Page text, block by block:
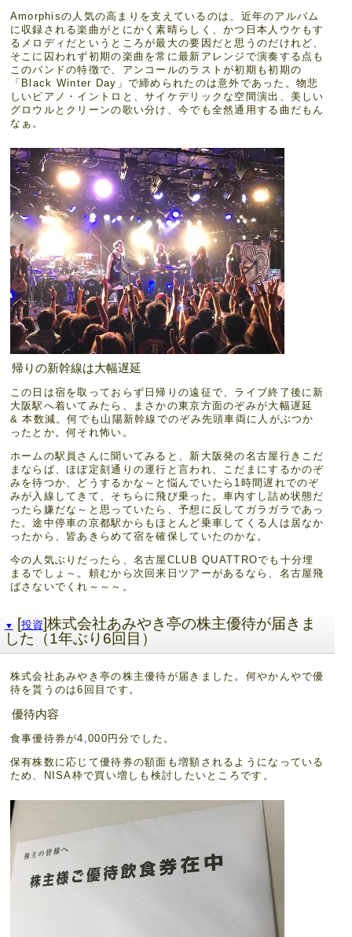
Amorphisの人気の高まりを支えているのは、近年のアルバム
に収録される楽曲がとにかく素晴らしく、かつ日本人ウケもす
るメロディだというところが最大の要因だと思うのだけれど、
そこに囚われず初期の楽曲を常に最新アレンジで演奏する点も
このバンドの特徴で、アンコールのラストが初期も初期の
「Black Winter Day」で締められたのは意外であった。物悲
しいピアノ・イントロと、サイケデリックな空間演出、美しい
グロウルとクリーンの歌い分け、今でも全然通用する曲だもん
なぁ。
帰りの新幹線は大幅遅延
この日は宿を取っておらず日帰りの遠征で、ライブ終了後に新
大阪駅へ着いてみたら、まさかの東京方面のぞみが大幅遅延
& 本数減。何でも山陽新幹線でのぞみ先頭車両に人がぶつか
ったとか。何それ怖い。
ホームの駅員さんに聞いてみると、新大阪発の名古屋行きこだ
まならば、ほぼ定刻通りの運行と言われ、こだまにするかのぞ
みを待つか、どうするかな～と悩んでいたら1時間遅れでのぞ
みが入線してきて、そちらに飛び乗った。車内すし詰め状態だ
ったら嫌だな～と思っていたら、予想に反してガラガラであっ
た。途中停車の京都駅からもほとんど乗車してくる人は居なか
ったから、皆あきらめて宿を確保していたのかな。
今の人気ぶりだったら、名古屋CLUB QUATTROでも十分埋
まるでしょ～。頼むから次回来日ツアーがあるなら、名古屋飛
ばさないでくれ～～～。
▼ [投資]株式会社あみやき亭の株主優待が届きま
した（1年ぶり6回目）
株式会社あみやき亭の株主優待が届きました。何やかんやで優
待を貰うのは6回目です。
優待内容
食事優待券が4,000円分でした。
保有株数に応じて優待券の額面も増額されるようになっている
ため、NISA枠で買い増しも検討したいところです。